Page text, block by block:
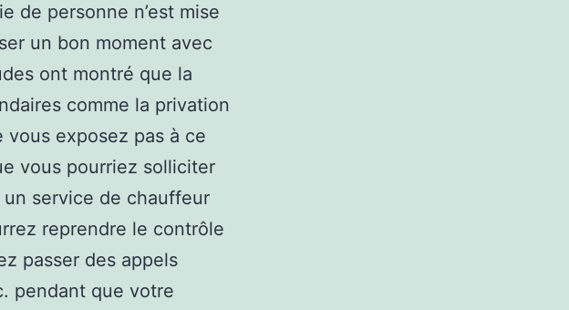
de personne n’est mise
un bon moment avec
ont montré que la
comme la privation
vous exposez pas à ce
vous pourriez solliciter
service de chauffeur
reprendre le contrôle
passer des appels
pendant que votre